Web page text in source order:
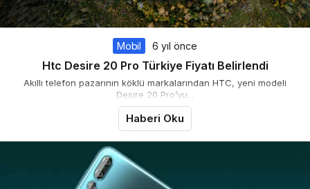
Mobil 6 yıl önce
Htc Desire 20 Pro Türkiye Fiyatı Belirlendi
Akıllı telefon pazarının köklü markalarından HTC, yeni modeli
Desire 20 Pro’yu...
Haberi Oku